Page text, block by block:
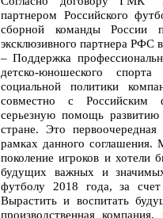
партнером Российского
сборной команды России
эксклюзивного партнера РФС
– Поддержка
детско-юношеского
социальной политики
совместно с Российским
серьезную помощь
стране. Это
рамках данного
поколение игроков и
будущих важных и
футболу 2018 года, за
Вырастить и воспитать
производственная